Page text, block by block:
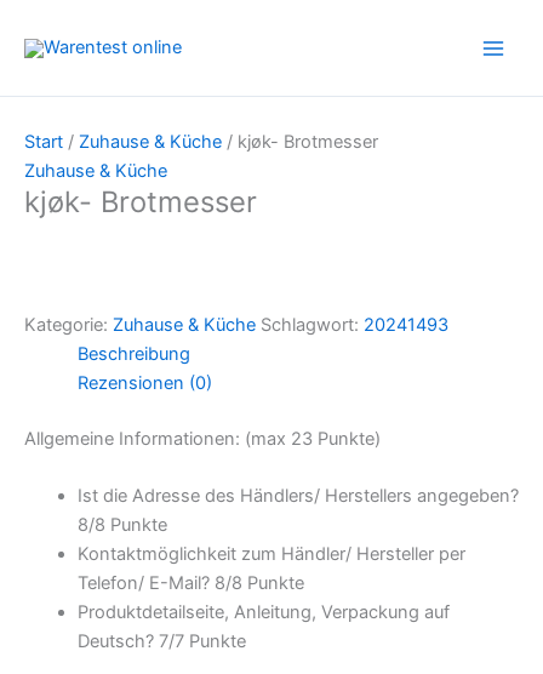
Inhalt
Start / Zuhause & Küche / kjøk- Brotmesser
Zuhause & Küche
kjøk- Brotmesser
Kategorie: Zuhause & Küche Schlagwort: 20241493
Beschreibung
Rezensionen (0)
Allgemeine Informationen: (max 23 Punkte)
Ist die Adresse des Händlers/ Herstellers angegeben?
8/8 Punkte
Kontaktmöglichkeit zum Händler/ Hersteller per
Telefon/ E-Mail? 8/8 Punkte
Produktdetailseite, Anleitung, Verpackung auf
Deutsch? 7/7 Punkte